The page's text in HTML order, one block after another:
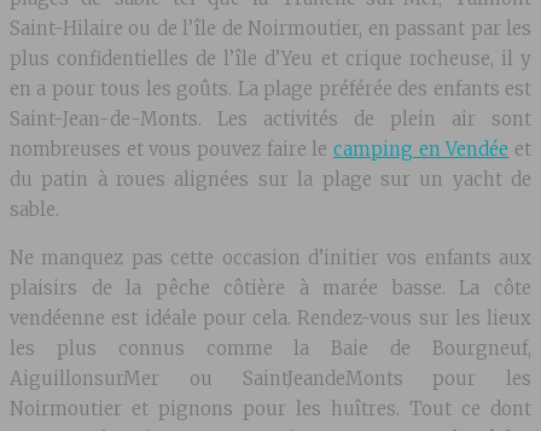
Saint-Hilaire ou de l’île de Noirmoutier, en passant par les
plus confidentielles de l’île d’Yeu et crique rocheuse, il y
en a pour tous les goûts. La plage préférée des enfants est
Saint-Jean-de-Monts. Les activités de plein air sont
nombreuses et vous pouvez faire le camping en Vendée et
du patin à roues alignées sur la plage sur un yacht de
sable.
Ne manquez pas cette occasion d’initier vos enfants aux
plaisirs de la pêche côtière à marée basse. La côte
vendéenne est idéale pour cela. Rendez-vous sur les lieux
les plus connus comme la Baie de Bourgneuf,
AiguillonsurMer ou SaintJeandeMonts pour les
Noirmoutier et pignons pour les huîtres. Tout ce dont